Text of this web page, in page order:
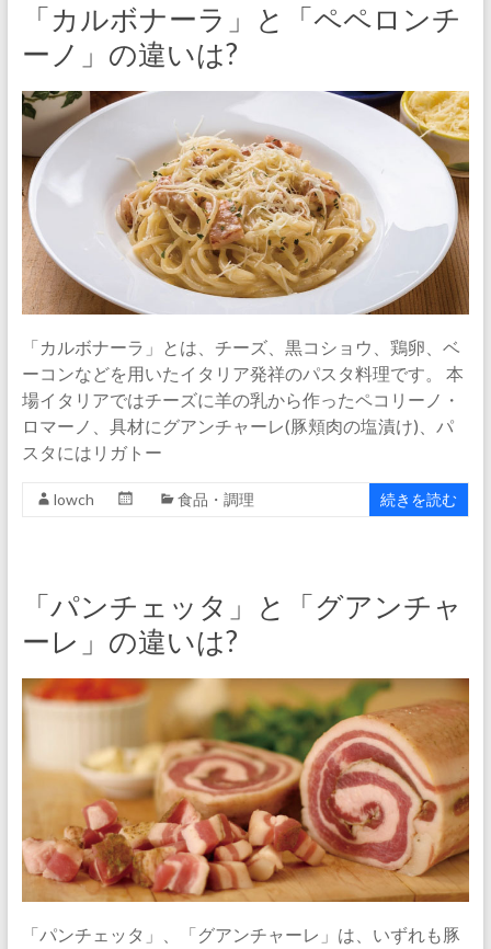
「カルボナーラ」と「ペペロンチ
ーノ」の違いは?
「カルボナーラ」とは、チーズ、黒コショウ、鶏卵、ベ
ーコンなどを用いたイタリア発祥のパスタ料理です。 本
場イタリアではチーズに羊の乳から作ったペコリーノ・
ロマーノ、具材にグアンチャーレ(豚頬肉の塩漬け)、パ
スタにはリガトー
lowch 食品・調理 続きを読む
「パンチェッタ」と「グアンチャ
ーレ」の違いは?
「パンチェッタ」、「グアンチャーレ」は、いずれも豚